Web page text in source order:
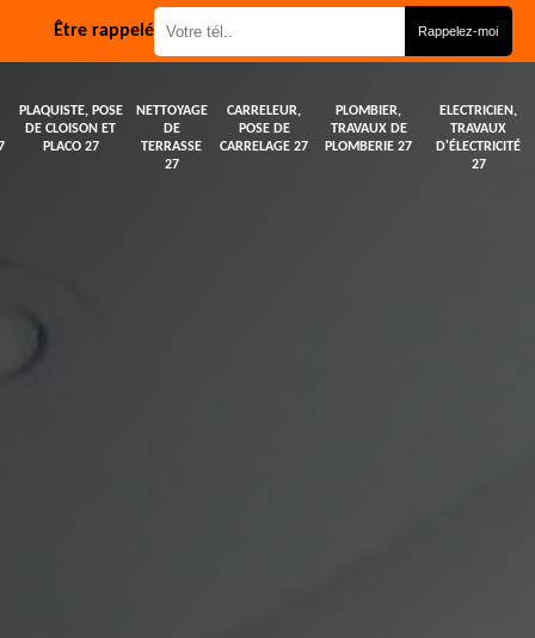
Être rappelé
PLAQUISTE, POSE
DE CLOISON ET
PLACO 27
NETTOYAGE
DE
TERRASSE
27
CARRELEUR,
POSE DE
CARRELAGE 27
PLOMBIER,
TRAVAUX DE
PLOMBERIE 27
ELECTRICIEN,
TRAVAUX
D'ÉLECTRICITÉ
27